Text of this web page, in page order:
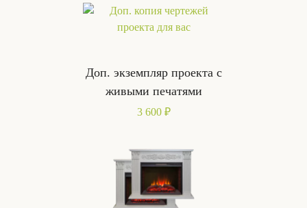
Доп. экземпляр проекта с
живыми печатями
3 600 ₽